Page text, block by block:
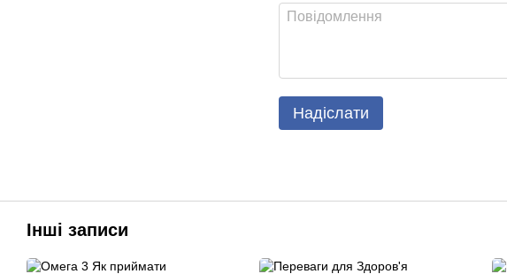
Надіслати
Інші записи